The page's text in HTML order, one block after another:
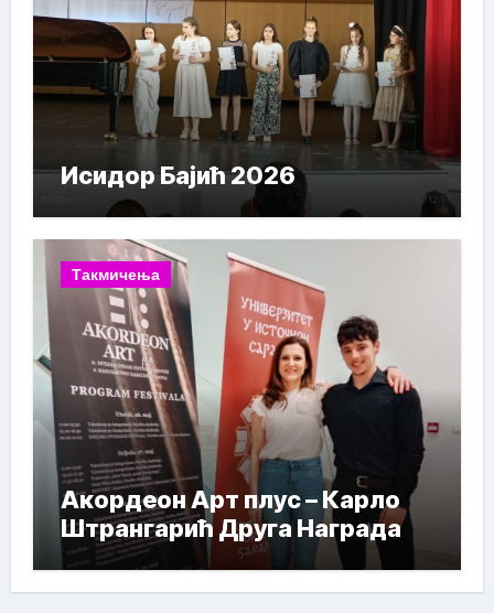
Исидор Бајић 2026
Такмичења
Акордеон Арт плус – Карло
Штрангарић Друга Награда